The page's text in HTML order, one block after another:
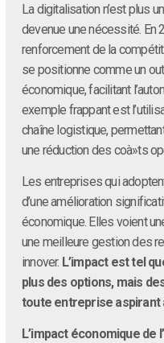
La digitalisation n’est plus
devenue une nécessité. En
renforcement de la
se positionne comme un
économique, facilitant
exemple frappant est
chaîne logistique,
une réduction des coà»ts
Les entreprises qui
d’une amélioration
économique. Elles voient
une meilleure gestion des
innover. L’impact est tel
plus des options, mais
toute entreprise aspirant
L’impact économique de